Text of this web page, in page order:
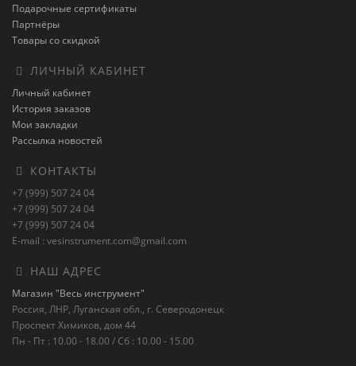
Подарочные сертификаты
Партнёры
Товары со скидкой
ЛИЧНЫЙ КАБИНЕТ
Личный кабинет
История заказов
Мои закладки
Рассылка новостей
КОНТАКТЫ
+7 (999) 507 24 04
+7 (999) 507 24 04
+7 (999) 507 24 04
E-mail : vesinstrument.com@gmail.com
НАШ АДРЕС
Магазин "Весь инструмент"
Россия, ЛНР, Луганская обл., г. Северодонецк
Проспект Химиков, дом 44
Пн - Пт : 10.00 - 18.00 / Сб : 10.00 - 15.00